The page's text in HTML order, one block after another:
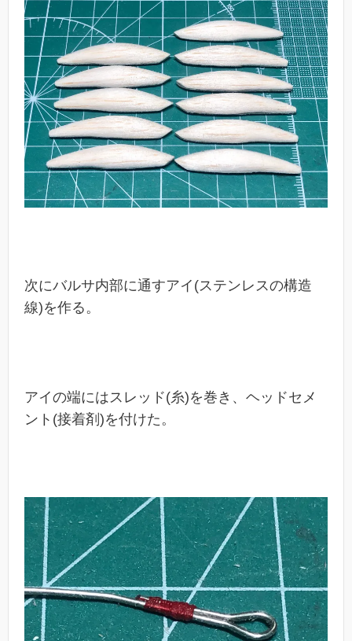
次にバルサ内部に通すアイ(ステンレスの構造
線)を作る。
アイの端にはスレッド(糸)を巻き、ヘッドセメ
ント(接着剤)を付けた。